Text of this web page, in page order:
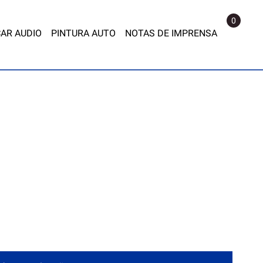
AUDIO PINTURA AUTO NOTAS DE IMPRENSA
0